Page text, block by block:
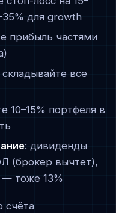
для growth
прибыль частями
складывайте все
10–15% портфеля в
: дивиденды
(брокер вычтет),
тоже 13%
счёта